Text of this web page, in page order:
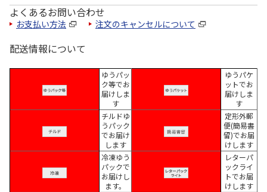
よくあるお問い合わせ
お支払い方法 注文のキャンセルについて
配送情報について
ゆうパッ
ク等でお
届けしま
す
ゆうパケ
ットでお
届けしま
す
チルドゆ
うパック
でお届け
します
定形外郵
便(簡易書
留)でお届
けします
冷凍ゆう
パックで
お届けし
ます。
レターパ
ックライ
トでお届
けします